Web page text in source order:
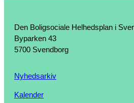
Den Boligsociale Helhedsplan i
Byparken 43
5700 Svendborg
Nyhedsarkiv
Kalender